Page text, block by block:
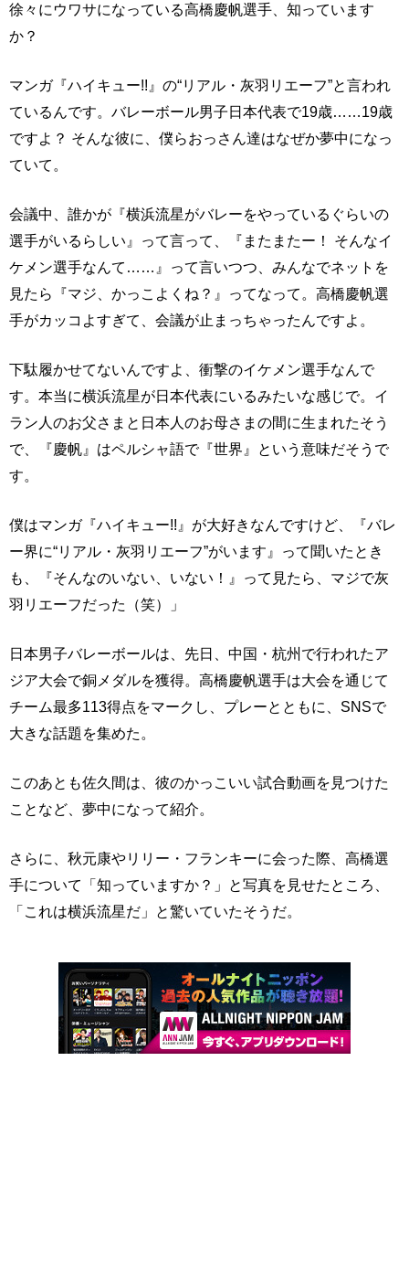
徐々にウワサになっている高橋慶帆選手、知っています
か？
マンガ『ハイキュー!!』の“リアル・灰羽リエーフ”と言われ
ているんです。バレーボール男子日本代表で19歳……19歳
ですよ？ そんな彼に、僕らおっさん達はなぜか夢中になっ
ていて。
会議中、誰かが『横浜流星がバレーをやっているぐらいの
選手がいるらしい』って言って、『またまたー！ そんなイ
ケメン選手なんて……』って言いつつ、みんなでネットを
見たら『マジ、かっこよくね？』ってなって。高橋慶帆選
手がカッコよすぎて、会議が止まっちゃったんですよ。
下駄履かせてないんですよ、衝撃のイケメン選手なんで
す。本当に横浜流星が日本代表にいるみたいな感じで。イ
ラン人のお父さまと日本人のお母さまの間に生まれたそう
で、『慶帆』はペルシャ語で『世界』という意味だそうで
す。
僕はマンガ『ハイキュー!!』が大好きなんですけど、『バレ
ー界に“リアル・灰羽リエーフ”がいます』って聞いたとき
も、『そんなのいない、いない！』って見たら、マジで灰
羽リエーフだった（笑）」
日本男子バレーボールは、先日、中国・杭州で行われたア
ジア大会で銅メダルを獲得。高橋慶帆選手は大会を通じて
チーム最多113得点をマークし、プレーとともに、SNSで
大きな話題を集めた。
このあとも佐久間は、彼のかっこいい試合動画を見つけた
ことなど、夢中になって紹介。
さらに、秋元康やリリー・フランキーに会った際、高橋選
手について「知っていますか？」と写真を見せたところ、
「これは横浜流星だ」と驚いていたそうだ。